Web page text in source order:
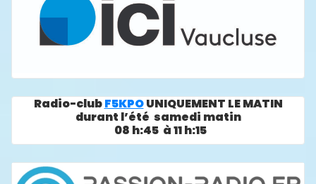
Radio-clubF5KPOUNIQUEMENT LE MATIN
durant l’été samedi matin
08 h:45 à 11 h:15